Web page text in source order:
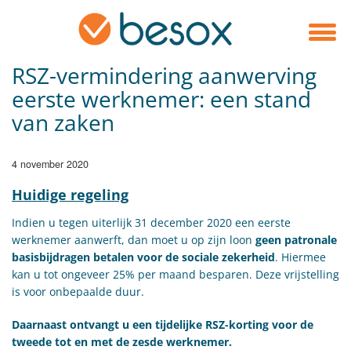
RSZ-vermindering aanwerving
eerste werknemer: een stand
van zaken
4 november 2020
Huidige regeling
Indien u tegen uiterlijk 31 december 2020 een eerste
werknemer aanwerft, dan moet u op zijn loon geen patronale
basisbijdragen betalen voor de sociale zekerheid. Hiermee
kan u tot ongeveer 25% per maand besparen. Deze vrijstelling
is voor onbepaalde duur.
Daarnaast ontvangt u een tijdelijke RSZ-korting voor de
tweede tot en met de zesde werknemer.